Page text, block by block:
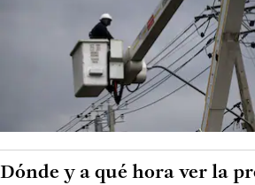
Dónde y a qué hora ver la